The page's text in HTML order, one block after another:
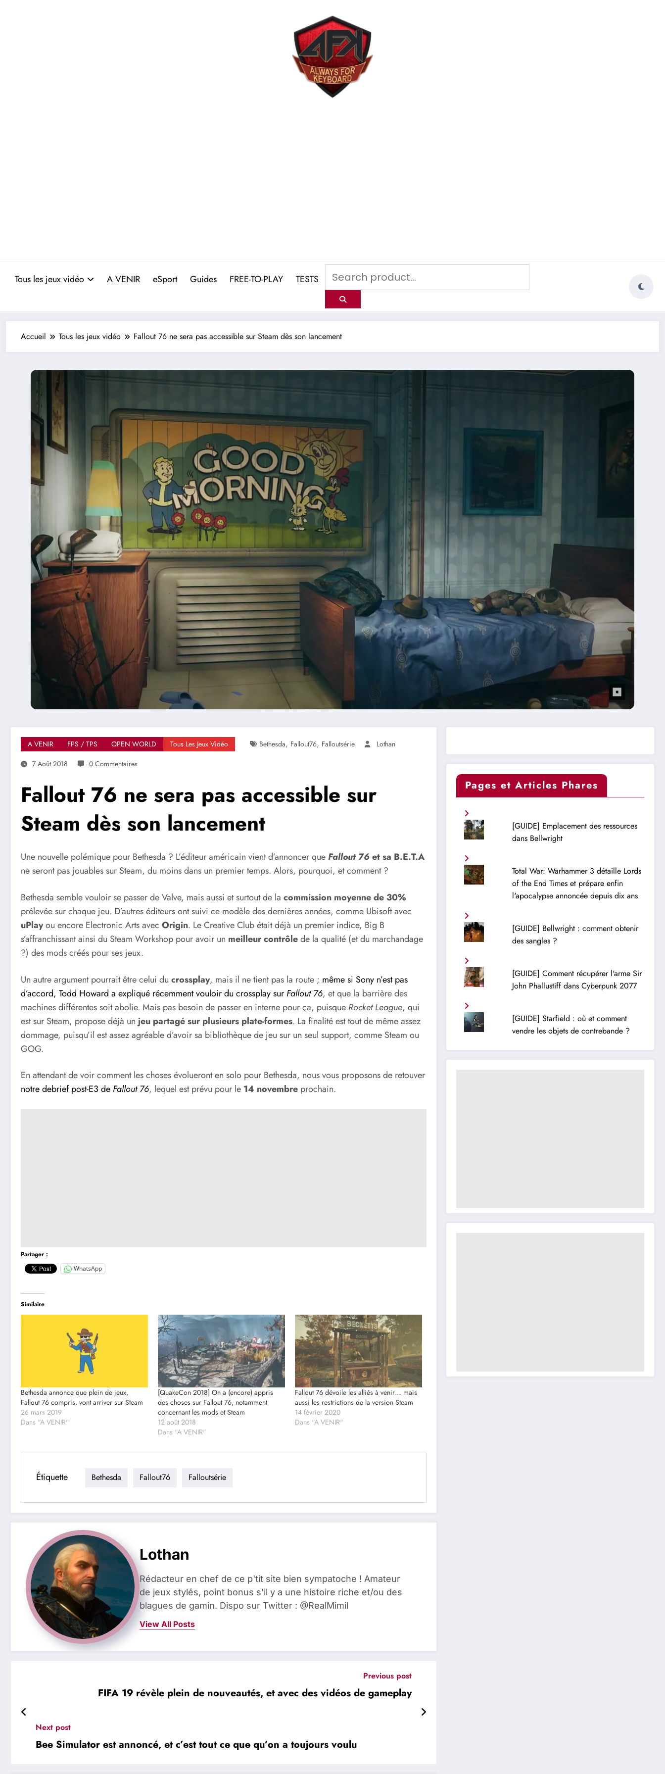
Tous les jeux vidéo A VENIR eSport Guides FREE-TO-PLAY TESTS
Accueil Tous les jeux vidéo Fallout 76 ne sera pas accessible sur Steam dès son lancement
A VENIR FPS / TPS OPEN WORLD Tous Les Jeux Vidéo Bethesda, Fallout76, Falloutsérie
Lothan
7 Août 2018
0 Commentaires
Fallout 76 ne sera pas accessible sur
Steam dès son lancement
Une nouvelle polémique pour Bethesda ? L’éditeur américain vient d’annoncer que Fallout 76et sa B.E.T.A
ne seront pas jouables sur Steam, du moins dans un premier temps. Alors, pourquoi, et comment ?
Bethesda semble vouloir se passer de Valve, mais aussi et surtout de la commission moyenne de 30%
prélevée sur chaque jeu. D’autres éditeurs ont suivi ce modèle des dernières années, comme Ubisoft avec
uPlayou encore Electronic Arts avec Origin. Le Creative Club était déjà un premier indice, Big B
s’affranchissant ainsi du Steam Workshop pour avoir un meilleur contrôlede la qualité (et du marchandage
?) des mods créés pour ses jeux.
Un autre argument pourrait être celui du crossplay, mais il ne tient pas la route ; même si Sony n’est pas
d’accord, Todd Howard a expliqué récemment vouloir du crossplay sur Fallout 76, et que la barrière des
machines différentes soit abolie. Mais pas besoin de passer en interne pour ça, puisque Rocket League, qui
est sur Steam, propose déjà un jeu partagé sur plusieurs plate-formes. La finalité est tout de même assez
dommage, puisqu’il est assez agréable d’avoir sa bibliothèque de jeu sur un seul support, comme Steam ou
GOG.
En attendant de voir comment les choses évolueront en solo pour Bethesda, nous vous proposons de retouver
notre debrief post-E3 de Fallout 76, lequel est prévu pour le 14 novembre prochain.
Partager :
WhatsApp
Similaire
Bethesda annonce que plein de jeux,
Fallout 76 compris, vont arriver sur Steam
26 mars 2019
Dans "A VENIR"
[QuakeCon 2018] On a (encore) appris
des choses sur Fallout 76, notamment
concernant les mods et Steam
12 août 2018
Dans "A VENIR"
Fallout 76 dévoile les alliés à venir… mais
aussi les restrictions de la version Steam
14 février 2020
Dans "A VENIR"
Étiquette Bethesda Fallout76 Falloutsérie
Lothan
Rédacteur en chef de ce p'tit site bien sympatoche ! Amateur
de jeux stylés, point bonus s'il y a une histoire riche et/ou des
blagues de gamin. Dispo sur Twitter : @RealMimil
View All Posts
Previous post
FIFA 19 révèle plein de nouveautés, et avec des vidéos de gameplay
Next post
Bee Simulator est annoncé, et c’est tout ce que qu’on a toujours voulu
Pages et Articles Phares
[GUIDE] Emplacement des ressources
dans Bellwright
Total War: Warhammer 3 détaille Lords
of the End Times et prépare enfin
l'apocalypse annoncée depuis dix ans
[GUIDE] Bellwright : comment obtenir
des sangles ?
[GUIDE] Comment récupérer l'arme Sir
John Phallustiff dans Cyberpunk 2077
[GUIDE] Starfield : où et comment
vendre les objets de contrebande ?